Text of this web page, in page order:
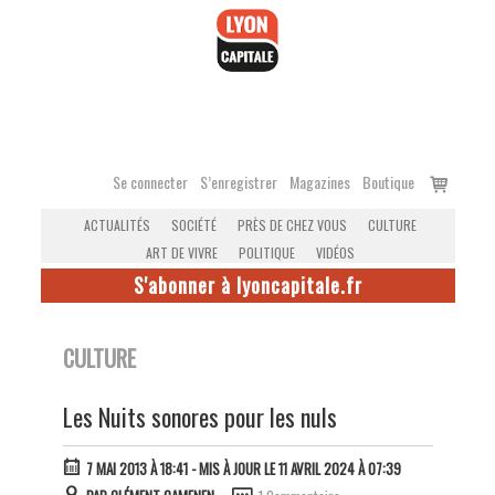
Se connecter S’enregistrer Magazines Boutique
Voir
ACTUALITÉS SOCIÉTÉ PRÈS DE CHEZ VOUS
CULTURE
ART DE VIVRE
POLITIQUE VIDÉOS
S'abonner à lyoncapitale.fr
CULTURE
Les Nuits sonores pour les nuls
7 MAI 2013 À 18:41- MIS À JOUR LE 11 AVRIL 2024 À 07:39